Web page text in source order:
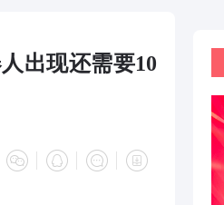
出现还需要10